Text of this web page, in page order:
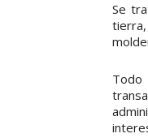
Se
Todo